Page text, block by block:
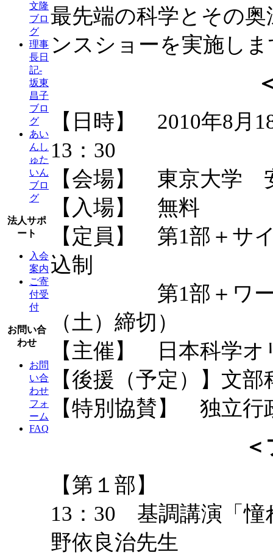
文隆
ブロ
グ
理事
長日
記-
坂東
昌子
ブロ
グ
あい
んし
ゅた
いん
ブロ
グ
法人サポ
ート
入会
案内
ご寄
付受
付
お問い合
わせ
お問
い合
わせ
フォ
ーム
FAQ
最先端の科学とその
ンスショーを実施し
【日時】 2010年8
13：30
【会場】 東京大学
【入場】 無料
【定員】 第1部＋
込制
第1部＋ワーク
（土）締切）
【主催】 日本科学オ
【後援（予定）】文
【特別協賛】 独立行
【第１部】
13：30 基調講演「
野依良治先生